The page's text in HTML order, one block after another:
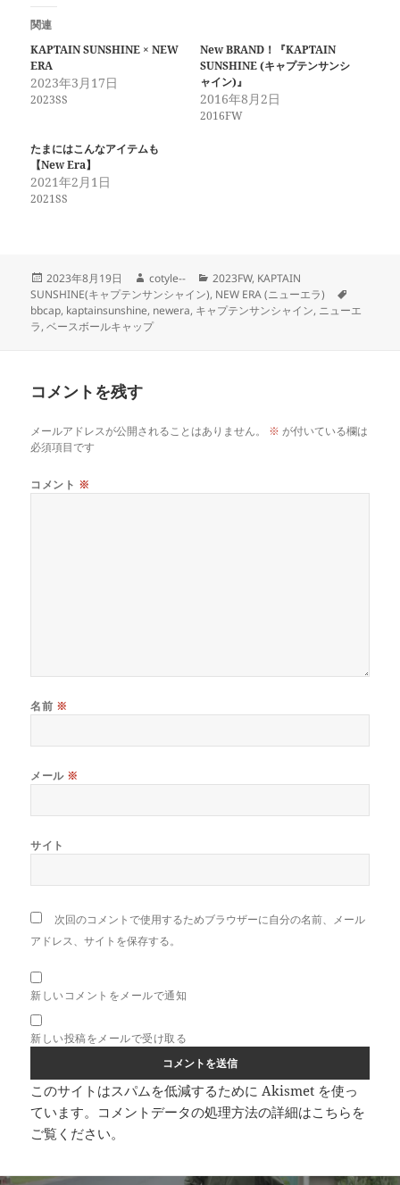
関連
KAPTAIN SUNSHINE × NEW
ERA
2023年3月17日
2023SS
New BRAND！『KAPTAIN
SUNSHINE (キャプテンサンシ
ャイン)』
2016年8月2日
2016FW
たまにはこんなアイテムも
【New Era】
2021年2月1日
2021SS
投
稿
日:
2023年8月19日
作
成
者
cotyle--
カ
テ
ゴ
2023FW, KAPTAIN
SUNSHINE(キャプテンサンシャイン), NEW ERA (ニューエラ)
グ
bbcap, kaptainsunshine, newera, キャプテンサンシャイン, ニューエ
ラ,ベースボールキャップ
コメントを残す
メールアドレスが公開されることはありません。 ※ が付いている欄は
必須項目です
コメント ※
名前 ※
メール ※
サイト
次回のコメントで使用するためブラウザーに自分の名前、メール
アドレス、サイトを保存する。
新しいコメントをメールで通知
新しい投稿をメールで受け取る
このサイトはスパムを低減するために Akismet を使っ
ています。 コメントデータの処理方法の詳細はこちらを
ご覧ください。